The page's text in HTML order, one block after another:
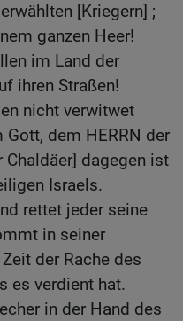
[Kriegern] ;
ganzen Heer!
im Land der
ihren Straßen!
nicht verwitwet
dem HERRN der
Chaldäer] dagegen ist
Israels.
rettet jeder seine
in seiner
der Rache des
es verdient hat.
in der Hand des